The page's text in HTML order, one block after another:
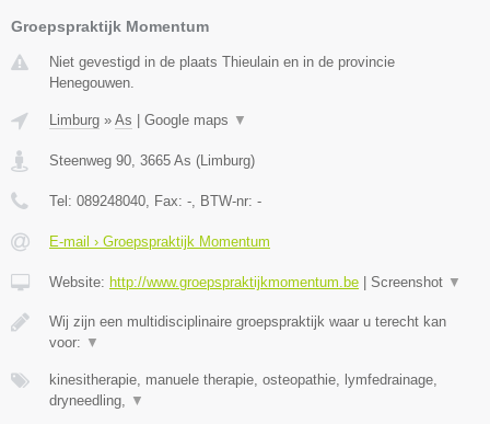
Groepspraktijk Momentum
Niet gevestigd in de plaats Thieulain en in de provincie
Henegouwen.
Limburg » As Google maps ▼
Steenweg 90 3665 As ( Limburg)
Tel: 089248040 , Fax: - , BTW-nr: -
E-mail › Groepspraktijk Momentum
Website: http://www.groepspraktijkmomentum.be Screenshot ▼
Wij zijn een multidisciplinaire groepspraktijk waar u terecht kan
voor: ▼
kinesitherapie, manuele therapie, osteopathie, lymfedrainage,
dryneedling,
▼